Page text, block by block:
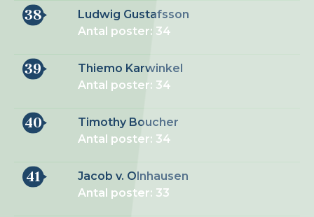
38
Ludwig Gustafsson
Antal poster: 34
39
Thiemo Karwinkel
Antal poster: 34
40
Timothy Boucher
Antal poster: 34
41
Jacob v. Olnhausen
Antal poster: 33